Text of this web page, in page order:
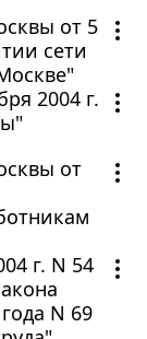
от 5
сети
2004 г.
от
г. N 54
N 69